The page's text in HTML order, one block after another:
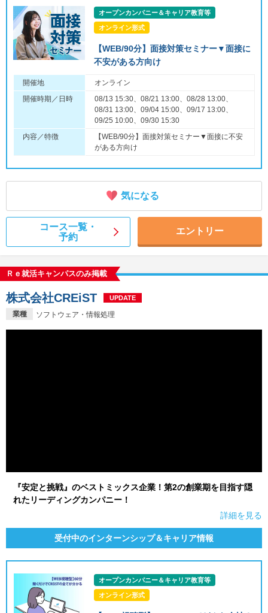
オープンカンパニー＆キャリア教育等
オンライン形式
【WEB/90分】面接対策セミナー▼面接に
不安がある方向け
開催地
オンライン
開催時期／日時
08/13 15:30、08/21 13:00、08/28 13:00、
08/31 13:00、09/04 15:00、09/17 13:00、
09/25 10:00、09/30 15:30
内容／特徴
【WEB/90分】面接対策セミナー▼面接に不安
がある方向け
気になる
コース一覧・
予約
エントリー
Ｒｅ就活キャンパスのみ掲載
業種 ソフトウェア・情報処理
株式会社CREiST UPDATE
『安定と挑戦』のベストミックス企業！第2の創業期を目指す隠
れたリーディングカンパニー！
詳細を見る
受付中のインターンシップ＆キャリア情報
オープンカンパニー＆キャリア教育等
オンライン形式